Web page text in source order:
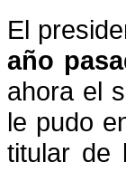
El
año
ahora el
le pudo
titular de